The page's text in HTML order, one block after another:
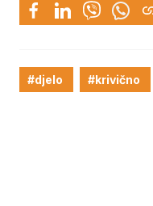
#djelo #krivično